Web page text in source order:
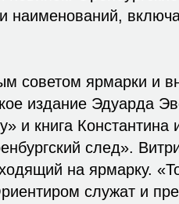
наименований,
советом ярмарки и
издание Эдуарда
и книга Константина
след».
на ярмарку.
служат и